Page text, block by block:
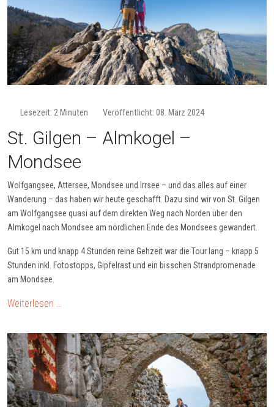
Lesezeit: 2 Minuten Veröffentlicht: 08. März 2024
St. Gilgen – Almkogel –
Mondsee
Wolfgangsee, Attersee, Mondsee und Irrsee – und das alles auf einer
Wanderung – das haben wir heute geschafft. Dazu sind wir von St. Gilgen
am Wolfgangsee quasi auf dem direkten Weg nach Norden über den
Almkogel nach Mondsee am nördlichen Ende des Mondsees gewandert.
Gut 15 km und knapp 4 Stunden reine Gehzeit war die Tour lang – knapp 5
Stunden inkl. Fotostopps, Gipfelrast und ein bisschen Strandpromenade
am Mondsee
Weiterlesen …